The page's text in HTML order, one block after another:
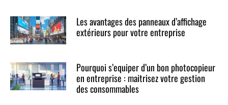
Les avantages des panneaux d’affichage
extérieurs pour votre entreprise
Pourquoi s’equiper d’un bon photocopieur
en entreprise : maitrisez votre gestion
des consommables